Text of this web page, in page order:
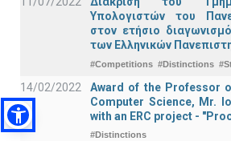
Υπολογιστών του
στον ετήσιο
των Ελληνικών
#Competitions #Distinctions
14/02/2022
Award of the Professor
Computer Science, Mr.
with an ERC project -
#Distinctions